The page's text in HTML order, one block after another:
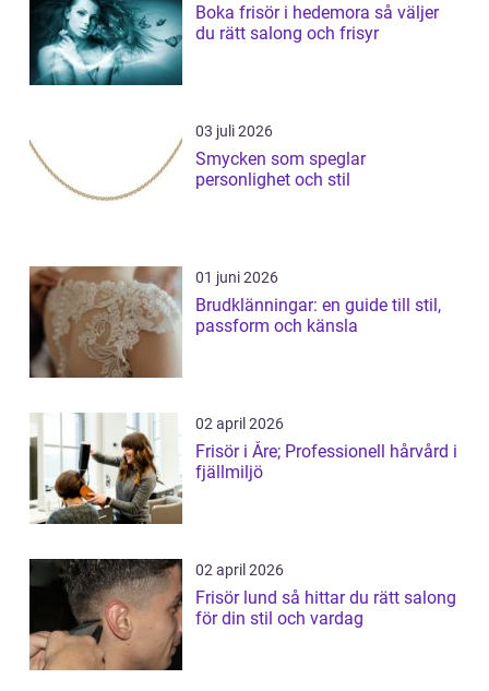
Boka frisör i hedemora så väljer
du rätt salong och frisyr
03 juli 2026
Smycken som speglar
personlighet och stil
01 juni 2026
Brudklänningar: en guide till stil,
passform och känsla
02 april 2026
Frisör i Åre; Professionell hårvård i
fjällmiljö
02 april 2026
Frisör lund så hittar du rätt salong
för din stil och vardag